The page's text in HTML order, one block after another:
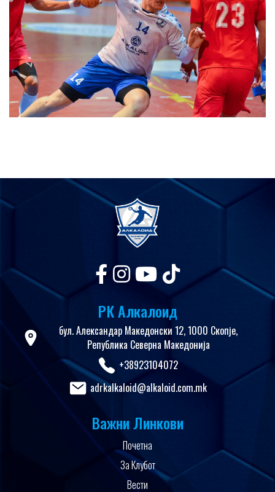
РК Алкалоид
бул. Александар Македонски 12, 1000 Скопје,
Република Северна Македонија
+38923104072
adrkalkaloid@alkaloid.com.mk
Важни Линкови
Почетна
За Клубот
Вести